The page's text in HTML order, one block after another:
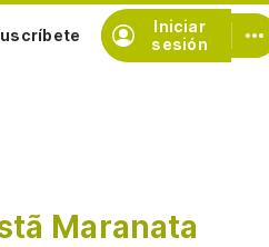
Iniciar
sesión
Maranata